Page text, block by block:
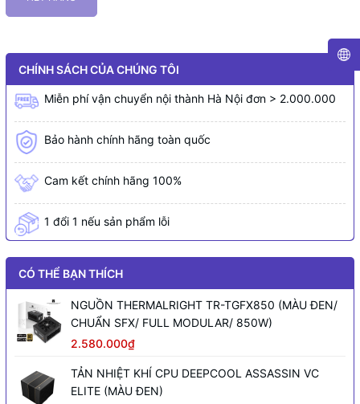
CHÍNH SÁCH CỦA CHÚNG TÔI
Miễn phí vận chuyển nội thành Hà Nội đơn > 2.000.000
Bảo hành chính hãng toàn quốc
Cam kết chính hãng 100%
1 đổi 1 nếu sản phẩm lỗi
CÓ THỂ BẠN THÍCH
NGUỒN THERMALRIGHT TR-TGFX850 (MÀU ĐEN/
CHUẨN SFX/ FULL MODULAR/ 850W)
2.580.000₫
TẢN NHIỆT KHÍ CPU DEEPCOOL ASSASSIN VC
ELITE (MÀU ĐEN)